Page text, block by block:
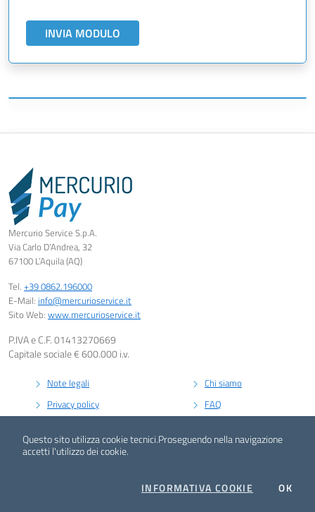
INVIA MODULO
Mercurio Service S.p.A.
Via Carlo D’Andrea, 32
67100 L’Aquila (AQ)
Tel. +39 0862.196000
E-Mail: info@mercurioservice.it
Sito Web: www.mercurioservice.it
P.IVA e C.F. 01413270669
Capitale sociale € 600.000 i.v.
Note legali
Privacy policy
Chi siamo
FAQ
Questo sito utilizza cookie tecnici.Proseguendo nella navigazione
accetti l'utilizzo dei cookie.
INFORMATIVA COOKIE COOKIES
OKI